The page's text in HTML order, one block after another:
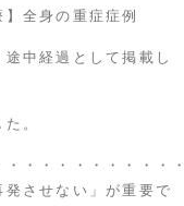
全身の重症症例
中経過として掲載し
。
・・・・・・・・・
させない」が重要で